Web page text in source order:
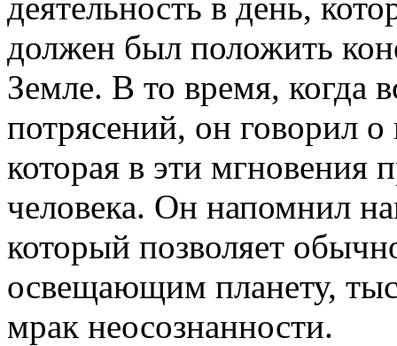
должен был положить
Земле. В то время, когда
потрясений, он говорил
которая в эти мгновения
человека. Он напомнил
который позволяет
освещающим планету,
мрак неосознанности.